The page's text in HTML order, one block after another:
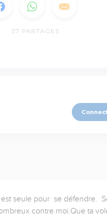
37 PARTAGES
seule pour  se défendre.
contre moi.Que ta